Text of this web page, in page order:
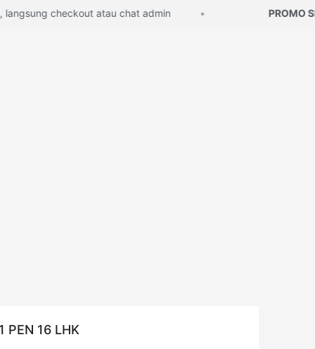
checkout atau chat admin PROMO
PEN 16 LHK